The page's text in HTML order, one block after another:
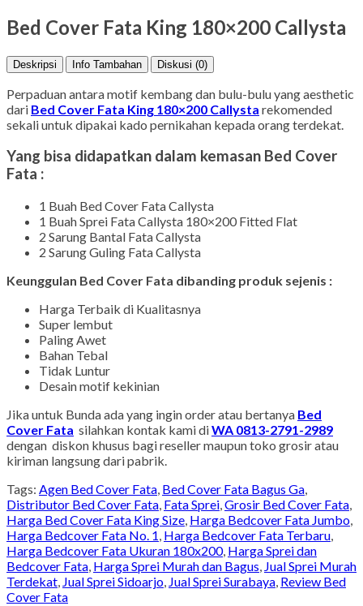
Bed Cover Fata King 180×200 Callysta
Deskripsi Info Tambahan Diskusi (0)
Perpaduan antara motif kembang dan bulu-bulu yang aesthetic
dari Bed Cover Fata King 180×200 Callysta rekomended
sekali untuk dipakai kado pernikahan kepada orang terdekat.
Yang bisa didapatkan dalam kemasan Bed Cover
Fata :
1 Buah Bed Cover Fata Callysta
1 Buah Sprei Fata Callysta 180×200 Fitted Flat
2 Sarung Bantal Fata Callysta
2 Sarung Guling Fata Callysta
Keunggulan Bed Cover Fata dibanding produk sejenis :
Harga Terbaik di Kualitasnya
Super lembut
Paling Awet
Bahan Tebal
Tidak Luntur
Desain motif kekinian
Jika untuk Bunda ada yang ingin order atau bertanya Bed
Cover Fata silahkan kontak kami diWA 0813-2791-2989
dengan diskon khusus bagi reseller maupun toko grosir atau
kiriman langsung dari pabrik.
Tags: Agen Bed Cover Fata, Bed Cover Fata Bagus Ga,
Distributor Bed Cover Fata, Fata Sprei,Grosir Bed Cover Fata,
Harga Bed Cover Fata King Size, Harga Bedcover Fata Jumbo,
Harga Bedcover Fata No. 1, Harga Bedcover Fata Terbaru,
Harga Bedcover Fata Ukuran 180x200, Harga Sprei dan
Bedcover Fata, Harga Sprei Murah dan Bagus, Jual Sprei Murah
Terdekat, Jual Sprei Sidoarjo, Jual Sprei Surabaya, Review Bed
Cover Fata